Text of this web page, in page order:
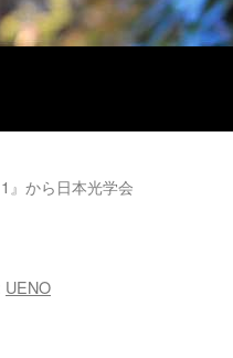
』から日本光学会
UENO